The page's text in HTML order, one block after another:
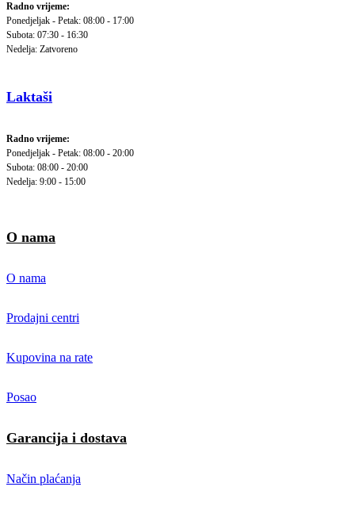
Radno vrijeme:
Ponedjeljak - Petak: 08:00 - 17:00
Subota: 07:30 - 16:30
Nedelja: Zatvoreno
Laktaši
Radno vrijeme:
Ponedjeljak - Petak: 08:00 - 20:00
Subota: 08:00 - 20:00
Nedelja: 9:00 - 15:00
O nama
O nama
Prodajni centri
Kupovina na rate
Posao
Garancija i dostava
Način plaćanja